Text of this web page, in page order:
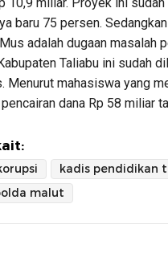
baru 75 persen.
adalah dugaan masalah
Taliabu ini sudah
Menurut mahasiswa yang
dana Rp 58 miliar
malut